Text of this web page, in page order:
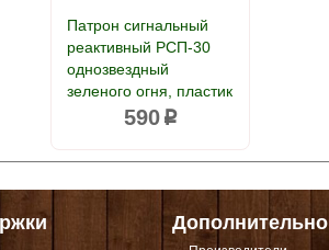
Патрон сигнальный
реактивный РСП-30
однозвездный
зеленого огня, пластик
590p
Дополнительно